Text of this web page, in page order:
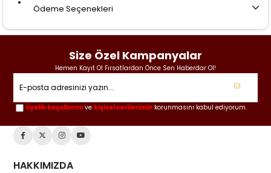
Ödeme Seçenekleri
Size Özel Kampanyalar
Hemen Kayıt Ol Fırsatlardan Önce Sen Haberdar Ol!
Üyelik koşullarını ve kişisel verilerimin korunmasını kabul ediyorum.
HAKKIMIZDA